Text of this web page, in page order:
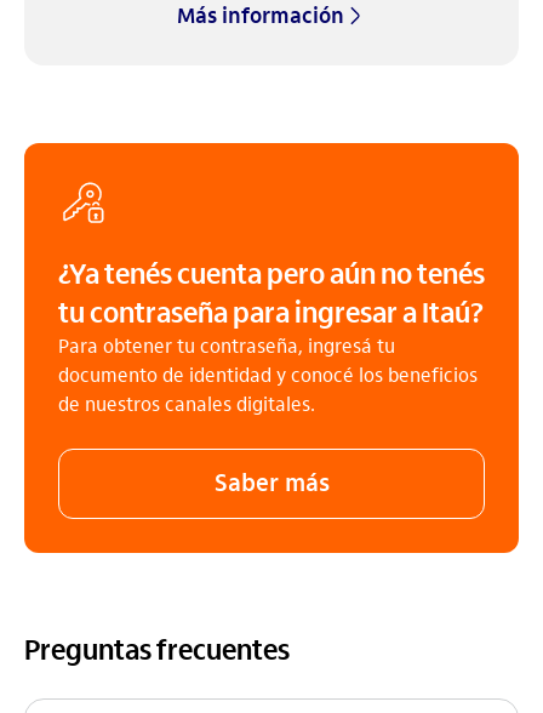
Más información
¿Ya tenés cuenta pero aún no tenés
tu contraseña para ingresar a Itaú?
Para obtener tu contraseña, ingresá tu
documento de identidad y conocé los beneficios
de nuestros canales digitales.
Saber más
Preguntas frecuentes